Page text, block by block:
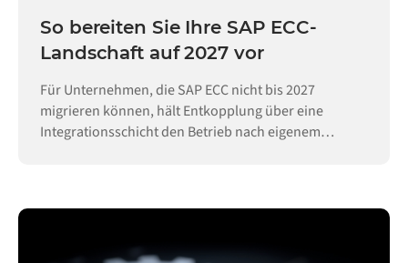
So bereiten Sie Ihre SAP ECC-
Landschaft auf 2027 vor
Für Unternehmen, die SAP ECC nicht bis 2027
migrieren können, hält Entkopplung über eine
Integrationsschicht den Betrieb nach eigenem